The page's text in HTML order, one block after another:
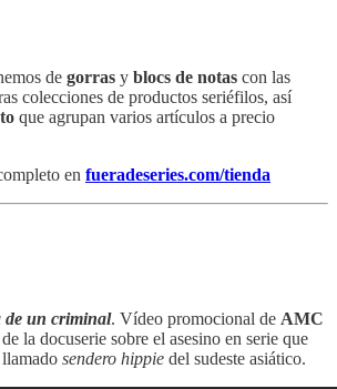
de gorras y blocs de notas con las
colecciones de productos seriéfilos, así
que agrupan varios artículos a precio
en fueradeseries.com/tienda
de un criminal. Vídeo promocional de AMC
la docuserie sobre el asesino en serie que
sendero hippie del sudeste asiático.